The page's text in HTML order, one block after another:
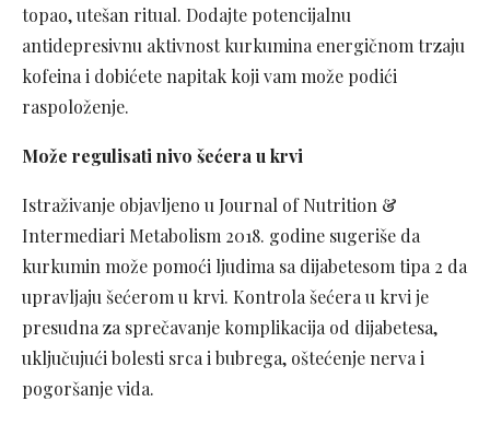
topao, utešan ritual. Dodajte potencijalnu
antidepresivnu aktivnost kurkumina energičnom trzaju
kofeina i dobićete napitak koji vam može podići
raspoloženje.
Može regulisati nivo šećera u krvi
Istraživanje objavljeno u Journal of Nutrition &
Intermediari Metabolism 2018. godine sugeriše da
kurkumin može pomoći ljudima sa dijabetesom tipa 2 da
upravljaju šećerom u krvi. Kontrola šećera u krvi je
presudna za sprečavanje komplikacija od dijabetesa,
uključujući bolesti srca i bubrega, oštećenje nerva i
pogoršanje vida.